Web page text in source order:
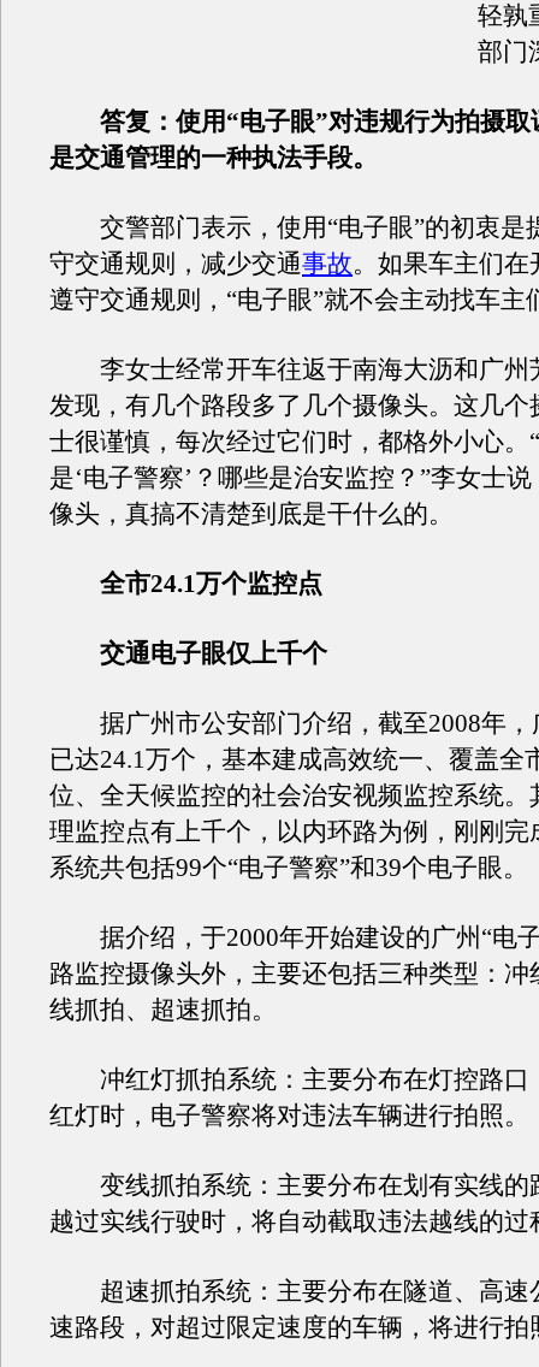
轻孰
部门
答复：使用“电子眼”对违规行为拍摄取
是交通管理的一种执法手段。
交警部门表示，使用“电子眼”的初衷是
守交通规则，减少交通事故。如果车主们在
遵守交通规则，“电子眼”就不会主动找车主
李女士经常开车往返于南海大沥和广州
发现，有几个路段多了几个摄像头。这几个
士很谨慎，每次经过它们时，都格外小心。
是‘电子警察’？哪些是治安监控？”李女士
像头，真搞不清楚到底是干什么的。
全市24.1万个监控点
交通电子眼仅上千个
据广州市公安部门介绍，截至2008年，
已达24.1万个，基本建成高效统一、覆盖全
位、全天候监控的社会治安视频监控系统。
理监控点有上千个，以内环路为例，刚刚完
系统共包括99个“电子警察”和39个电子眼。
据介绍，于2000年开始建设的广州“电
路监控摄像头外，主要还包括三种类型：冲
线抓拍、超速抓拍。
冲红灯抓拍系统：主要分布在灯控路口
红灯时，电子警察将对违法车辆进行拍照。
变线抓拍系统：主要分布在划有实线的
越过实线行驶时，将自动截取违法越线的过
超速抓拍系统：主要分布在隧道、高速
速路段，对超过限定速度的车辆，将进行拍